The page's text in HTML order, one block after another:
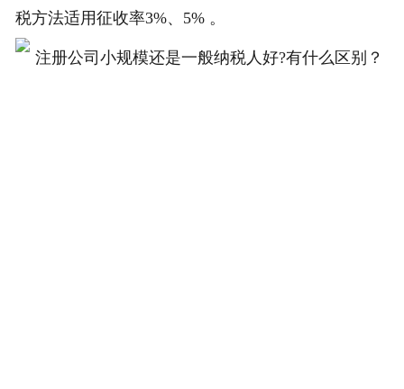
税方法适用征收率3%、5% 。